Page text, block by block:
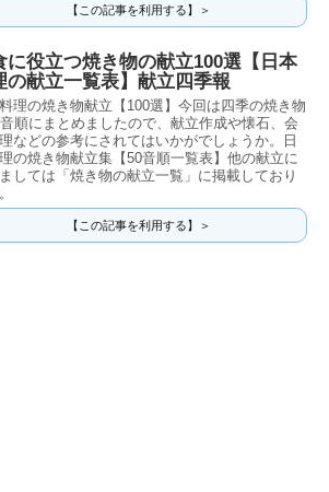
【この記事を利用する】＞
に役立つ焼き物の献立100選【日本
の献立一覧表】献立四季報
理の焼き物献立【100選】今回は四季の焼き物
順にまとめましたので、献立作成や懐石、会
などの参考にされてはいかがでしょうか。日
の焼き物献立集【50音順一覧表】他の献立に
しては「焼き物の献立一覧」に掲載しており
【この記事を利用する】＞